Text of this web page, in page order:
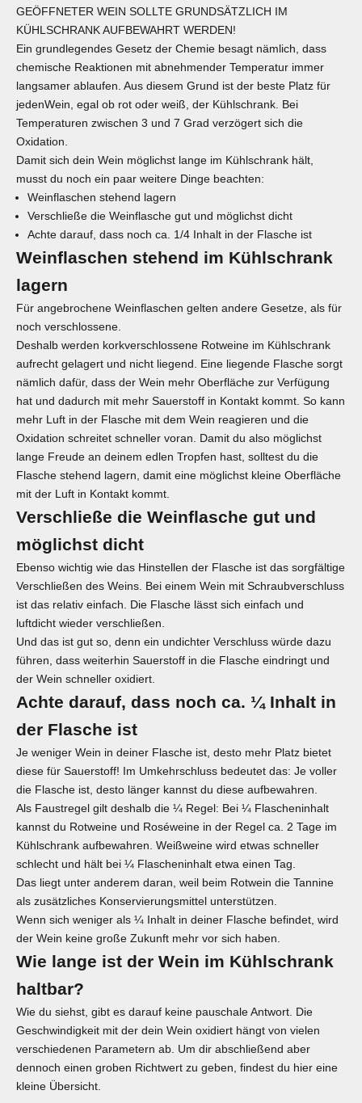
GEÖFFNETER WEIN SOLLTE GRUNDSÄTZLICH IM
KÜHLSCHRANK AUFBEWAHRT WERDEN!
Ein grundlegendes Gesetz der Chemie besagt nämlich, dass
chemische Reaktionen mit abnehmender Temperatur immer
langsamer ablaufen. Aus diesem Grund ist der beste Platz für
jedenWein, egal ob rot oder weiß, der Kühlschrank. Bei
Temperaturen zwischen 3 und 7 Grad verzögert sich die
Oxidation.
Damit sich dein Wein möglichst lange im Kühlschrank hält,
musst du noch ein paar weitere Dinge beachten:
Weinflaschen stehend lagern
Verschließe die Weinflasche gut und möglichst dicht
Achte darauf, dass noch ca. 1/4 Inhalt in der Flasche ist
Weinflaschen stehend im Kühlschrank
lagern
Für angebrochene Weinflaschen gelten andere Gesetze, als für
noch verschlossene.
Deshalb werden korkverschlossene Rotweine im Kühlschrank
aufrecht gelagert und nicht liegend. Eine liegende Flasche sorgt
nämlich dafür, dass der Wein mehr Oberfläche zur Verfügung
hat und dadurch mit mehr Sauerstoff in Kontakt kommt. So kann
mehr Luft in der Flasche mit dem Wein reagieren und die
Oxidation schreitet schneller voran. Damit du also möglichst
lange Freude an deinem edlen Tropfen hast, solltest du die
Flasche stehend lagern, damit eine möglichst kleine Oberfläche
mit der Luft in Kontakt kommt.
Verschließe die Weinflasche gut und
möglichst dicht
Ebenso wichtig wie das Hinstellen der Flasche ist das sorgfältige
Verschließen des Weins. Bei einem Wein mit Schraubverschluss
ist das relativ einfach. Die Flasche lässt sich einfach und
luftdicht wieder verschließen.
Und das ist gut so, denn ein undichter Verschluss würde dazu
führen, dass weiterhin Sauerstoff in die Flasche eindringt und
der Wein schneller oxidiert.
Achte darauf, dass noch ca. ¼ Inhalt in
der Flasche ist
Je weniger Wein in deiner Flasche ist, desto mehr Platz bietet
diese für Sauerstoff! Im Umkehrschluss bedeutet das: Je voller
die Flasche ist, desto länger kannst du diese aufbewahren.
Als Faustregel gilt deshalb die ¼ Regel: Bei ¼ Flascheninhalt
kannst du Rotweine und Roséweine in der Regel ca. 2 Tage im
Kühlschrank aufbewahren. Weißweine wird etwas schneller
schlecht und hält bei ¼ Flascheninhalt etwa einen Tag.
Das liegt unter anderem daran, weil beim Rotwein die Tannine
als zusätzliches Konservierungsmittel unterstützen.
Wenn sich weniger als ¼ Inhalt in deiner Flasche befindet, wird
der Wein keine große Zukunft mehr vor sich haben.
Wie lange ist der Wein im Kühlschrank
haltbar?
Wie du siehst, gibt es darauf keine pauschale Antwort. Die
Geschwindigkeit mit der dein Wein oxidiert hängt von vielen
verschiedenen Parametern ab. Um dir abschließend aber
dennoch einen groben Richtwert zu geben, findest du hier eine
kleine Übersicht.